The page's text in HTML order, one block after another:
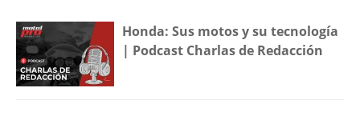
Honda: Sus motos y su tecnología
| Podcast Charlas de Redacción